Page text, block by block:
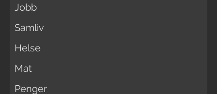
Jobb
Samliv
Helse
Mat
Penger